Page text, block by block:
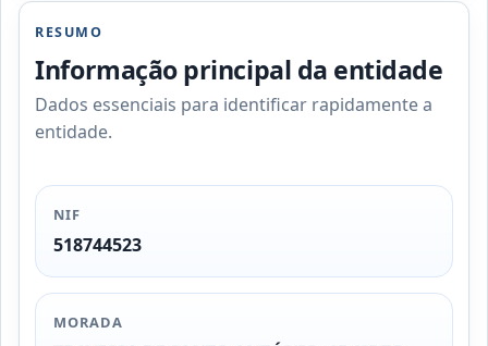
RESUMO
Informação principal da entidade
Dados essenciais para identificar rapidamente a
entidade.
NIF
518744523
MORADA